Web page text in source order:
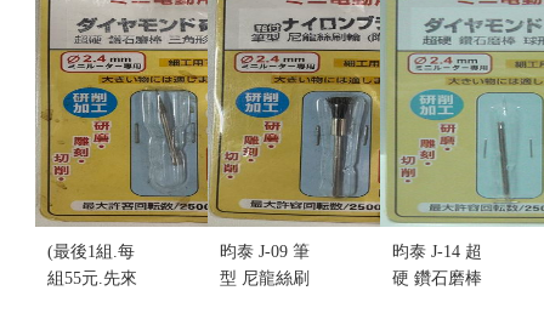
(最後1組.每
組55元.先來
昀泰 J-09 筆
型 尼龍絲刷
昀泰 J-14 超
硬 鑽石磨棒